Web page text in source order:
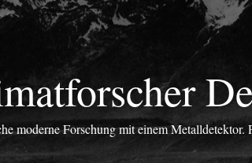
moderne Forschung mit einem Metalldetektor.